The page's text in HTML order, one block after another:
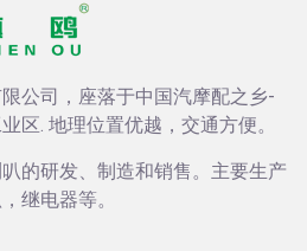
公司，座落于中国汽摩配之乡-
区. 地理位置优越，交通方便。
的研发、制造和销售。主要生产
继电器等。